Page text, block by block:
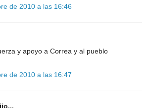
de 2010 a las 16:46
y apoyo a Correa y al pueblo
de 2010 a las 16:47